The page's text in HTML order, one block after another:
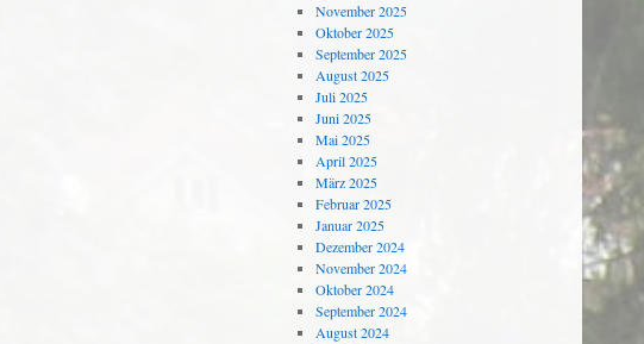
November 2025
Oktober 2025
September 2025
August 2025
Juli 2025
Juni 2025
Mai 2025
April 2025
März 2025
Februar 2025
Januar 2025
Dezember 2024
November 2024
Oktober 2024
September 2024
August 2024